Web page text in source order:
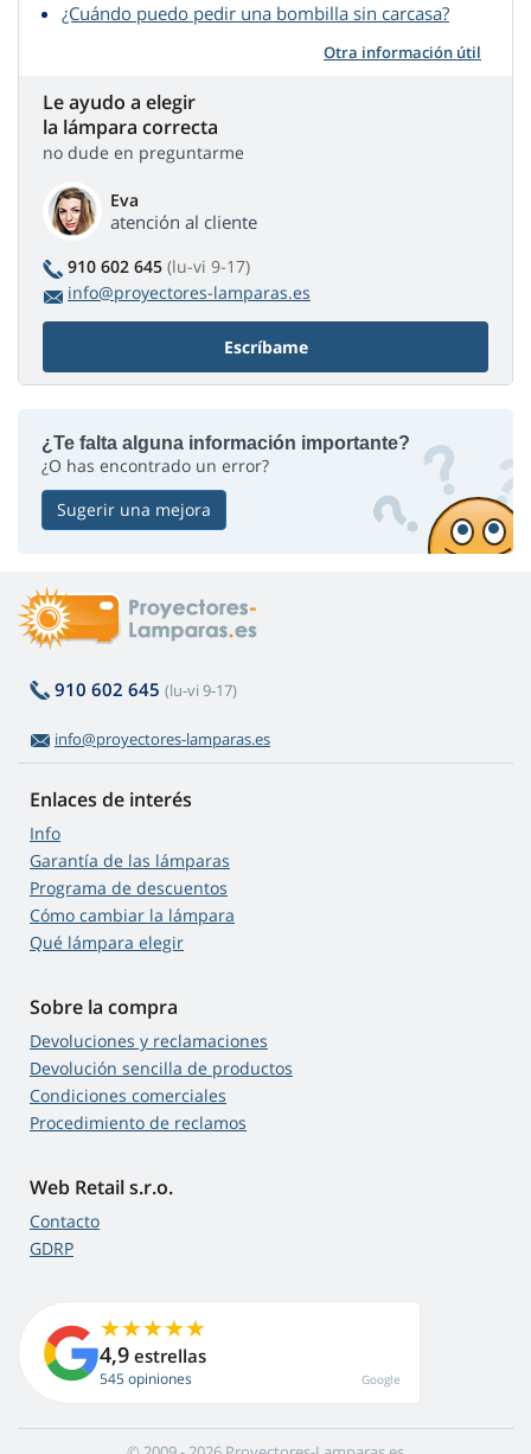
¿Cuándo puedo pedir una bombilla sin carcasa?
Otra información útil
Le ayudo a elegir
la lámpara correcta
no dude en preguntarme
Eva
atención al cliente
910 602 645 (lu-vi 9-17)
info@proyectores-lamparas.es
Escríbame
¿Te falta alguna información importante?
¿O has encontrado un error?
Sugerir una mejora
910 602 645 (lu-vi 9-17)
info@proyectores-lamparas.es
Enlaces de interés
Info
Garantía de las lámparas
Programa de descuentos
Cómo cambiar la lámpara
Qué lámpara elegir
Sobre la compra
Devoluciones y reclamaciones
Devolución sencilla de productos
Condiciones comerciales
Procedimiento de reclamos
Web Retail s.r.o.
Contacto
GDRP
4,9 estrellas
545 opiniones Google